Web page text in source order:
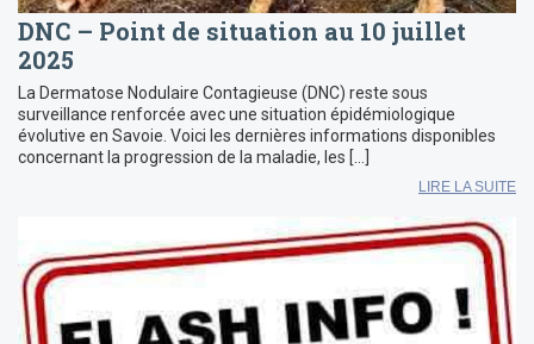
DNC – Point de situation au 10 juillet
2025
La Dermatose Nodulaire Contagieuse (DNC) reste sous
surveillance renforcée avec une situation épidémiologique
évolutive en Savoie. Voici les dernières informations disponibles
concernant la progression de la maladie, les […]
LIRE LA SUITE